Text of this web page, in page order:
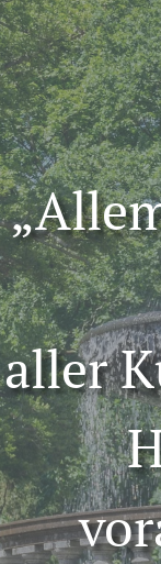
aller